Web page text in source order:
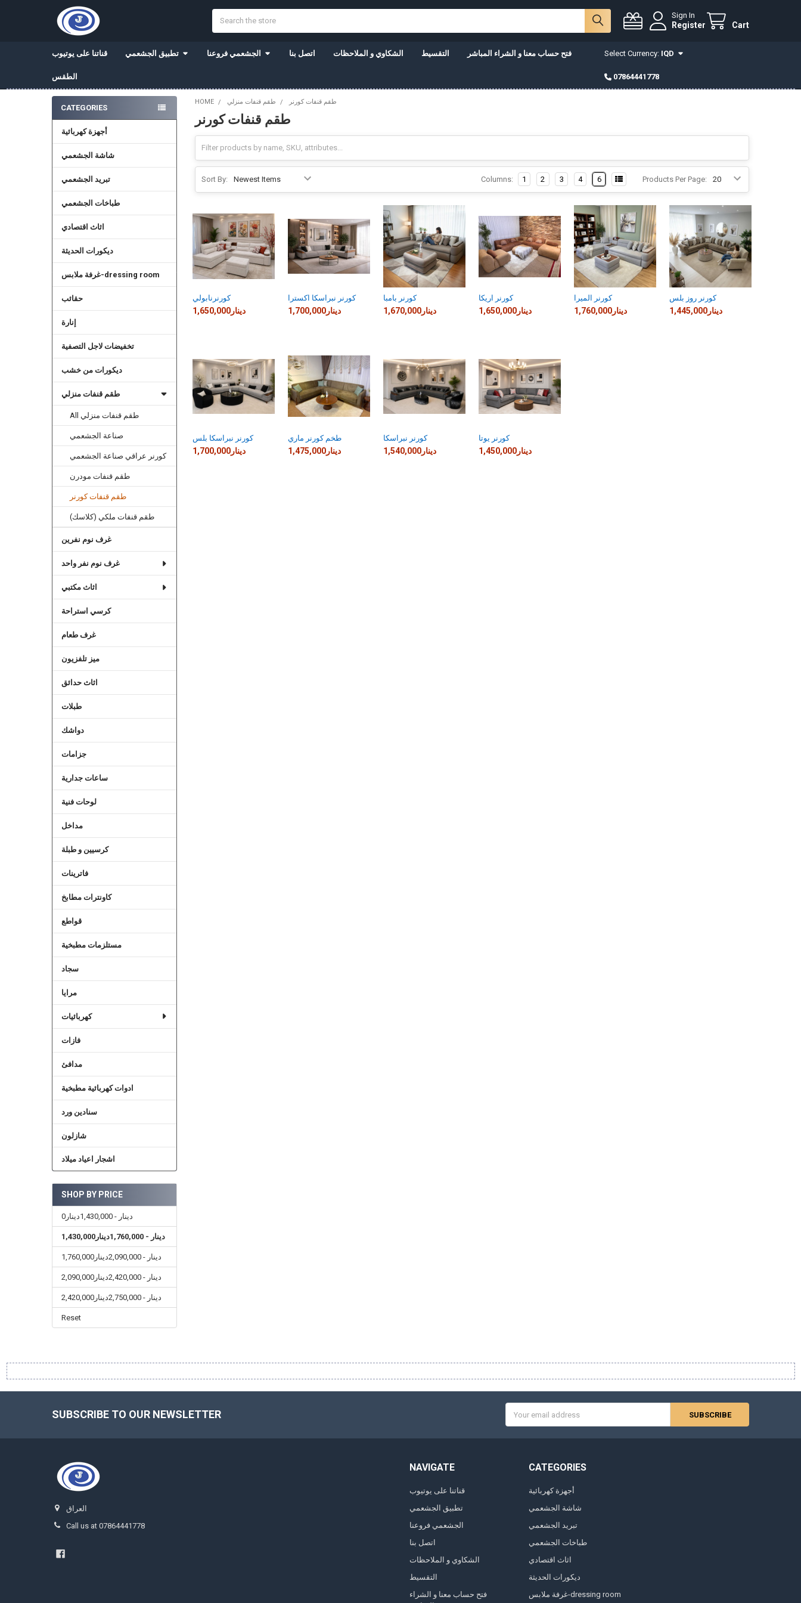
Sign In
Register Cart
قناتنا على يوتيوب تطبيق الجشعمي الجشعمي فروعنا اتصل بنا الشكاوي و الملاحظات التقسيط فتح حساب معنا و الشراء المباشر
الطقس
Select Currency: IQD
07864441778
Sidebar
CATEGORIES
أجهزة كهربائية
شاشة الجشعمي
تبريد الجشعمي
طباخات الجشعمي
اثاث اقتصادي
ديكورات الحديثة
غرفة ملابس-dressing room
حقائب
إنارة
تخفيضات لاجل التصفية
ديكورات من خشب
طقم قنفات منزلي
All طقم قنفات منزلي
صناعة الجشعمي
كورنر عراقي صناعة الجشعمي
طقم قنفات مودرن
طقم قنفات كورنر
طقم قنفات ملكي (كلاسك)
غرف نوم نفرين
غرف نوم نفر واحد
اثاث مكتبي
كرسي استراحة
غرف طعام
ميز تلفزيون
اثاث حدائق
طبلات
دواشك
جزامات
ساعات جدارية
لوحات فنية
مداخل
كرسيين و طبلة
فاترينات
كاونترات مطابخ
قواطع
مستلزمات مطبخية
سجاد
مرايا
كهربائيات
فازات
مدافئ
ادوات كهربائية مطبخية
سنادين ورد
شازلون
اشجار اعياد ميلاد
SHOP BY PRICE
0دينار - 1,430,000دينار
1,430,000دينار - 1,760,000دينار
1,760,000دينار - 2,090,000دينار
2,090,000دينار - 2,420,000دينار
2,420,000دينار - 2,750,000دينار
Reset
HOME طقم قنفات منزلي طقم قنفات كورنر
طقم قنفات كورنر
Sort By: Products Per Page:
Columns: 1 2 3 4 6
كورنرنابولي
1,650,000دينار
كورنر نبراسكا اكسترا
1,700,000دينار
كورنر بامبا
1,670,000دينار
كورنر اريكا
1,650,000دينار
كورنر الميرا
1,760,000دينار
كورنر روز بلس
1,445,000دينار
كورنر نبراسكا بلس
1,700,000دينار
طخم كورنر ماري
1,475,000دينار
كورنر نبراسكا
1,540,000دينار
كورنر يوتا
1,450,000دينار
SUBSCRIBE TO OUR NEWSLETTER
Address
العراق
Call us at 07864441778
NAVIGATE
قناتنا على يوتيوب
تطبيق الجشعمي
الجشعمي فروعنا
اتصل بنا
الشكاوي و الملاحظات
التقسيط
فتح حساب معنا و الشراء
CATEGORIES
أجهزة كهربائية
شاشة الجشعمي
تبريد الجشعمي
طباخات الجشعمي
اثاث اقتصادي
ديكورات الحديثة
غرفة ملابس-dressing room